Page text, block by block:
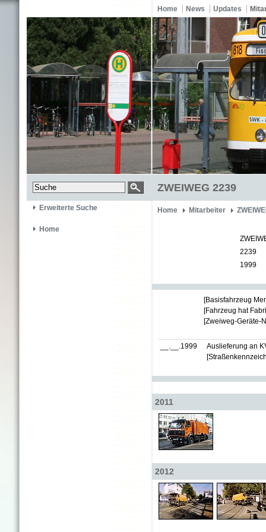
Home News Updates
ZWEIWEG 2239
Erweiterte Suche
Home
Home Mitarbeiter
2239
1999
[Basisfahrzeug
[Fahrzeug hat
[Zweiweg-Geräte-
__.__.1999
Auslieferung an
2011
2012